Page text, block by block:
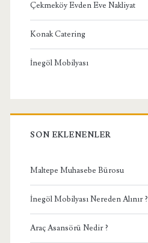
Çekmeköy Evden Eve Nakliyat
Konak Catering
İnegöl Mobilyası
SON EKLENENLER
Maltepe Muhasebe Bürosu
İnegöl Mobilyası Nereden Alınır ?
Araç Asansörü Nedir ?